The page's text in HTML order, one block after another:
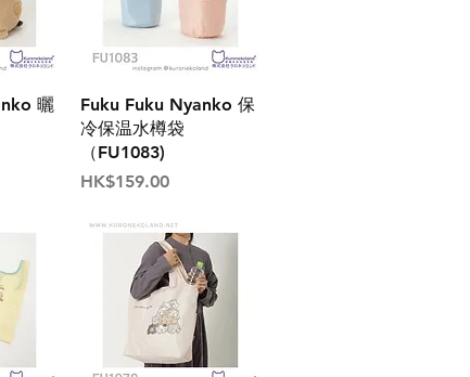
曬
Fuku Fuku Nyanko 保
冷保温水樽袋
（FU1083)
價格
HK$159.00